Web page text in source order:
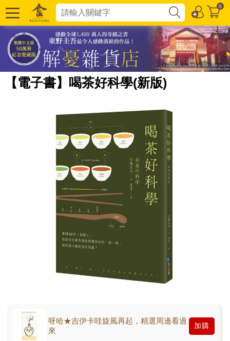
0
【電子書】喝茶好科學(新版)
呀哈★吉伊卡哇旋風再起，精選周邊看過
來
加購